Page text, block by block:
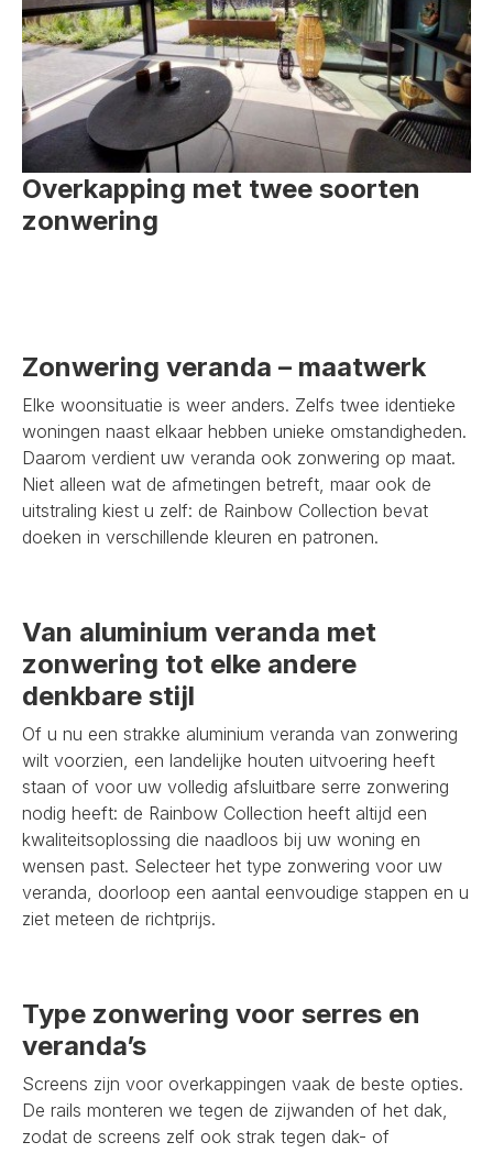
Overkapping met twee soorten
zonwering
Zonwering veranda – maatwerk
Elke woonsituatie is weer anders. Zelfs twee identieke
woningen naast elkaar hebben unieke omstandigheden.
Daarom verdient uw veranda ook zonwering op maat.
Niet alleen wat de afmetingen betreft, maar ook de
uitstraling kiest u zelf: de Rainbow Collection bevat
doeken in verschillende kleuren en patronen.
Van aluminium veranda met
zonwering tot elke andere
denkbare stijl
Of u nu een strakke aluminium veranda van zonwering
wilt voorzien, een landelijke houten uitvoering heeft
staan of voor uw volledig afsluitbare serre zonwering
nodig heeft: de Rainbow Collection heeft altijd een
kwaliteitsoplossing die naadloos bij uw woning en
wensen past. Selecteer het type zonwering voor uw
veranda, doorloop een aantal eenvoudige stappen en u
ziet meteen de richtprijs.
Type zonwering voor serres en
veranda’s
Screens zijn voor overkappingen vaak de beste opties.
De rails monteren we tegen de zijwanden of het dak,
zodat de screens zelf ook strak tegen dak- of